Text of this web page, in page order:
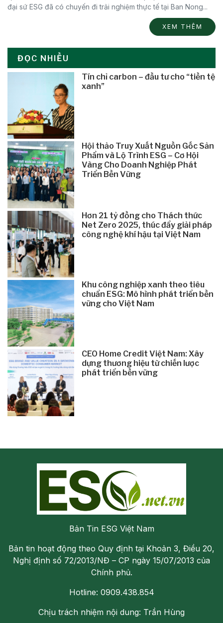
đại sứ ESG đã có chuyến đi trải nghiệm thực tế tại Ban Nong...
XEM THÊM
ĐỌC NHIỀU
Tín chỉ carbon – đầu tư cho “tiền tệ
xanh”
Hội thảo Truy Xuất Nguồn Gốc Sản
Phẩm và Lộ Trình ESG – Cơ Hội
Vàng Cho Doanh Nghiệp Phát
Triển Bền Vững
Hơn 21 tỷ đồng cho Thách thức
Net Zero 2025, thúc đẩy giải pháp
công nghệ khí hậu tại Việt Nam
Khu công nghiệp xanh theo tiêu
chuẩn ESG: Mô hình phát triển bền
vững cho Việt Nam
CEO Home Credit Việt Nam: Xây
dựng thương hiệu từ chiến lược
phát triển bền vững
Bản Tin ESG Việt Nam
Bản tin hoạt động theo Quy định tại Khoản 3, Điều 20,
Nghị định số 72/2013/NĐ – CP ngày 15/07/2013 của
Chính phủ.
Hotline: 0909.438.854
Chịu trách nhiệm nội dung: Trần Hùng